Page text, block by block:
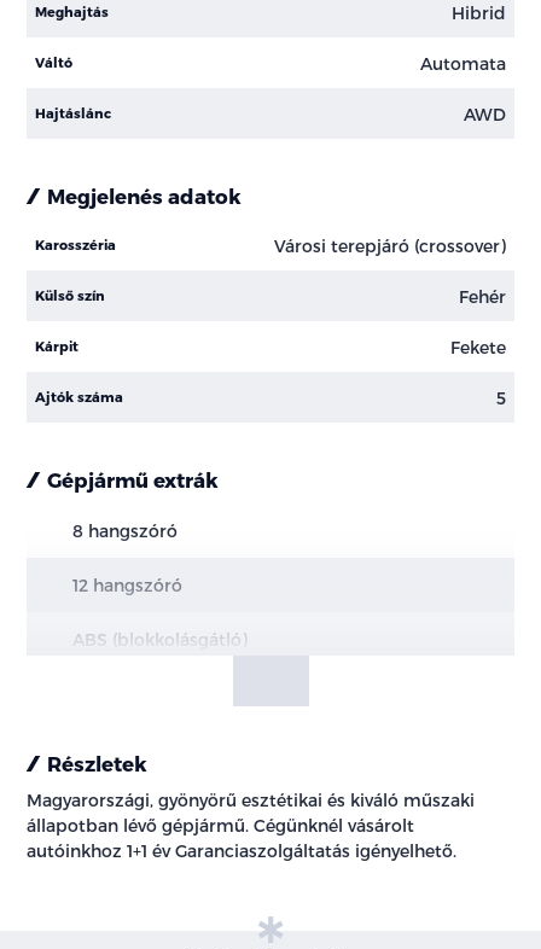
Meghajtás Hibrid
Váltó Automata
Hajtáslánc AWD
Megjelenés adatok
Karosszéria Városi terepjáró (crossover)
Külső szín Fehér
Kárpit Fekete
Ajtók száma 5
Gépjármű extrák
8 hangszóró
12 hangszóró
ABS (blokkolásgátló)
Apple CarPlay
ASR (kipörgésgátló)
Részletek
Magyarországi, gyönyörű esztétikai és kiváló műszaki
állapotban lévő gépjármű. Cégünknél vásárolt
autóinkhoz 1+1 év Garanciaszolgáltatás igényelhető.